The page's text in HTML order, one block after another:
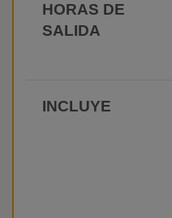
HORAS DE
SALIDA
INCLUYE